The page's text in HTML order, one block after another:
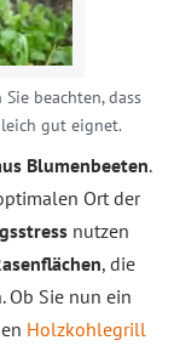
beachten, dass
gut eignet.
Blumenbeeten.
Ort der
nutzen
, die
Ob Sie nun ein
Holzkohlegrill